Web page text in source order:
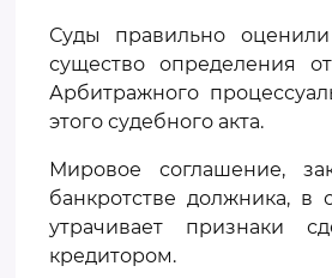
Суды правильно оценили
существо определения
Арбитражного
этого судебного акта.
Мировое соглашение,
банкротстве должника, в
утрачивает признаки
кредитором.